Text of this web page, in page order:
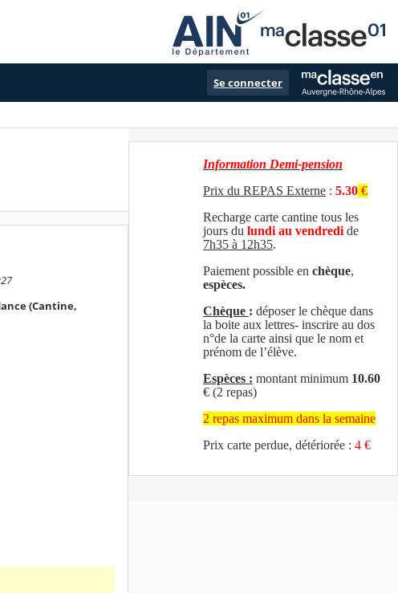
Se connecter
(Cantine,
Information Demi-pension
Prix du REPAS Externe : 5.30 €
Recharge carte cantine tous les
jours du lundi au vendredi de
7h35 à 12h35.
Paiement possible en chèque,
espèces.
Chèque : déposer le chèque dans
la boite aux lettres- inscrire au dos
n°de la carte ainsi que le nom et
prénom de l’élève.
Espèces : montant minimum 10.60
€ (2 repas)
2 repas maximum dans la semaine
Prix carte perdue, détériorée : 4 €